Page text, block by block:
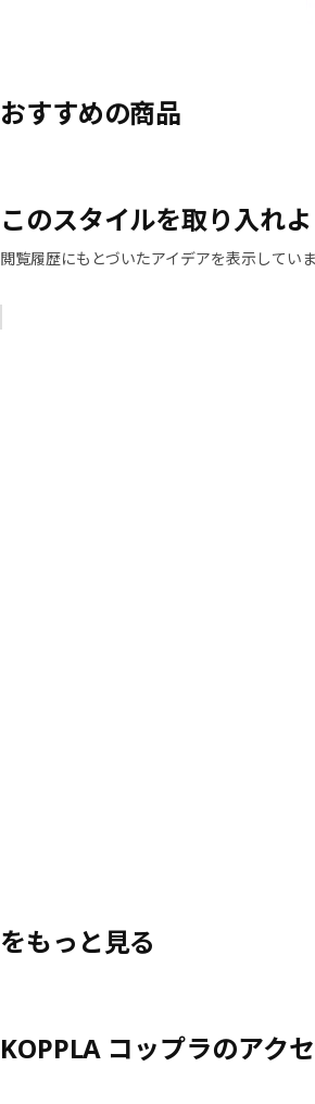
おすすめの商品
このスタイルを取り入れよ
閲覧履歴にもとづいたアイデアを表示してい
をもっと見る
KOPPLA コップラのアク